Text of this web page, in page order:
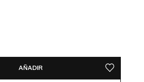
AÑADIR GUARDAR